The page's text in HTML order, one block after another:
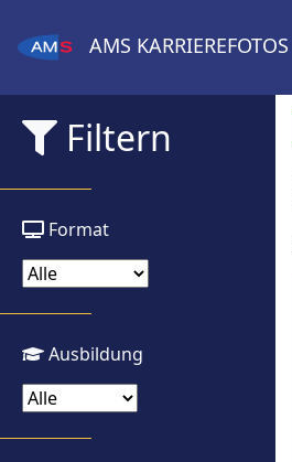
AMS KARRIEREFOTOS
Filtern
Format
Ausbildung